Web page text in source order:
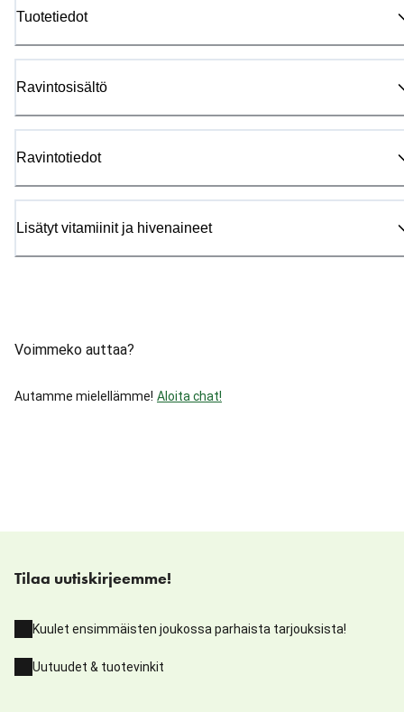
Tuotetiedot
Ravintosisältö
Ravintotiedot
Lisätyt vitamiinit ja hivenaineet
Voimmeko auttaa?
Autamme mielellämme! Aloita chat!
Tilaa uutiskirjeemme!
Kuulet ensimmäisten joukossa parhaista tarjouksista!
Uutuudet & tuotevinkit